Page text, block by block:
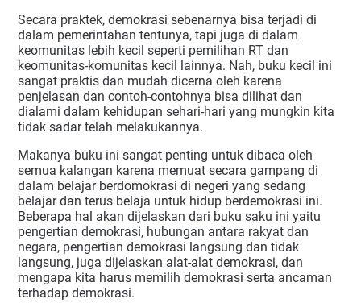
Secara praktek, demokrasi sebenarnya bisa terjadi di
dalam pemerintahan tentunya, tapi juga di dalam
keomunitas lebih kecil seperti pemilihan RT dan
keomunitas-komunitas kecil lainnya. Nah, buku kecil ini
sangat praktis dan mudah dicerna oleh karena
penjelasan dan contoh-contohnya bisa dilihat dan
dialami dalam kehidupan sehari-hari yang mungkin kita
tidak sadar telah melakukannya.
Makanya buku ini sangat penting untuk dibaca oleh
semua kalangan karena memuat secara gampang di
dalam belajar berdomokrasi di negeri yang sedang
belajar dan terus belaja untuk hidup berdemokrasi ini.
Beberapa hal akan dijelaskan dari buku saku ini yaitu
pengertian demokrasi, hubungan antara rakyat dan
negara, pengertian demokrasi langsung dan tidak
langsung, juga dijelaskan alat-alat demokrasi, dan
mengapa kita harus memilih demokrasi serta ancaman
terhadap demokrasi.